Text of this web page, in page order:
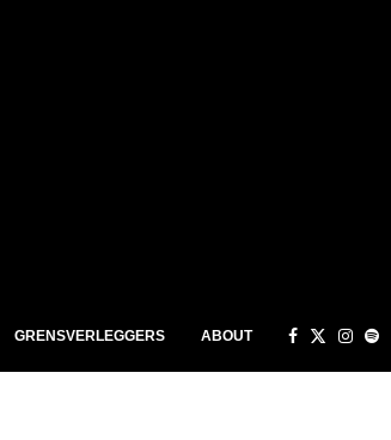
GRENSVERLEGGERS ABOUT